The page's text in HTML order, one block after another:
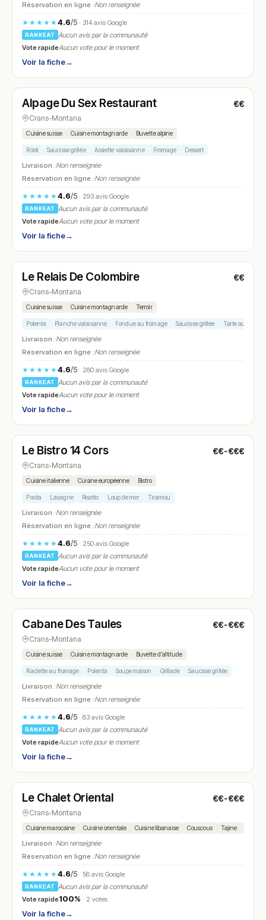
Réservation en ligne :Non renseignée
★★★★★4.6/5· 314 avis Google
RANKEAT
Aucun avis par la communauté
Vote rapideAucun vote pour le moment
Voir la fiche→
N° 22
Alpage Du Sex Restaurant €€
Crans-Montana
Cuisine suisse Cuisine montagnarde Buvette alpine
Rösti Saucisse grillée Assiette valaisanne Fromage Dessert
Livraison :Non renseignée
Réservation en ligne :Non renseignée
★★★★★4.6/5· 293 avis Google
RANKEAT
Aucun avis par la communauté
Vote rapideAucun vote pour le moment
Voir la fiche→
N° 23
Le Relais De Colombire €€
Crans-Montana
Cuisine suisse Cuisine montagnarde Terroir
Polenta Planche valaisanne Fondue au fromage Saucisse grillée Tarte aux
Livraison :Non renseignée
Réservation en ligne :Non renseignée
★★★★★4.6/5· 280 avis Google
RANKEAT
Aucun avis par la communauté
Vote rapideAucun vote pour le moment
Voir la fiche→
N° 24
Le Bistro 14 Cors €€-€€€
Crans-Montana
Cuisine italienne Cuisine européenne Bistro
Pasta Lasagne Risotto Loup de mer Tiramisu
Livraison :Non renseignée
Réservation en ligne :Non renseignée
★★★★★4.6/5· 250 avis Google
RANKEAT
Aucun avis par la communauté
Vote rapideAucun vote pour le moment
Voir la fiche→
N° 25
Cabane Des Taules €€-€€€
Crans-Montana
Cuisine suisse Cuisine montagnarde Buvette d’altitude
Raclette au fromage Polenta Soupe maison Grillade Saucisse grillée
Livraison :Non renseignée
Réservation en ligne :Non renseignée
★★★★★4.6/5· 83 avis Google
RANKEAT
Aucun avis par la communauté
Vote rapideAucun vote pour le moment
Voir la fiche→
N° 26
Le Chalet Oriental €€-€€€
Crans-Montana
Cuisine marocaine Cuisine orientale Cuisine libanaise Couscous Tajine
Livraison :Non renseignée
Réservation en ligne :Non renseignée
★★★★★4.6/5· 56 avis Google
RANKEAT
Aucun avis par la communauté
Vote rapide100% · 2 votes
Voir la fiche→